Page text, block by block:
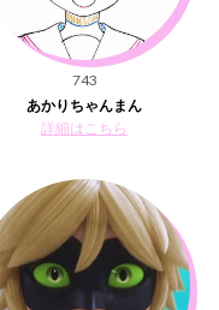
743
あかりちゃんまん
詳細はこちら